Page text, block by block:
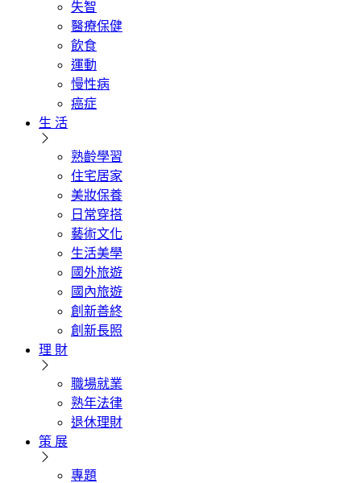
失智
醫療保健
飲食
運動
慢性病
癌症
生 活
熟齡學習
住宅居家
美妝保養
日常穿搭
藝術文化
生活美學
國外旅遊
國內旅遊
創新善終
創新長照
理 財
職場就業
熟年法律
退休理財
策 展
專題